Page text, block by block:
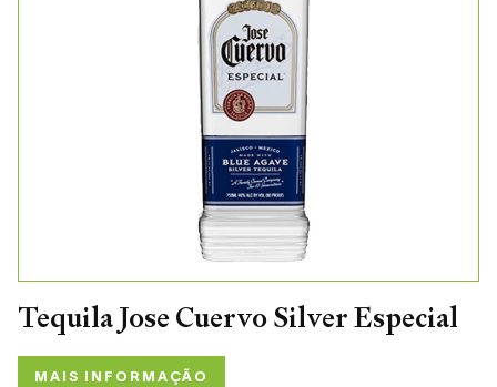
Tequila Jose Cuervo Silver Especial
MAIS INFORMAÇÃO